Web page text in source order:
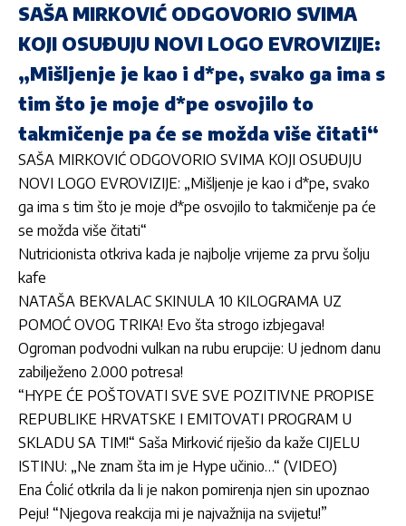
SAŠA MIRKOVIĆ ODGOVORIO SVIMA
KOJI OSUĐUJU NOVI LOGO EVROVIZIJE:
„Mišljenje je kao i d*pe, svako ga ima s
tim što je moje d*pe osvojilo to
takmičenje pa će se možda više čitati“
SAŠA MIRKOVIĆ ODGOVORIO SVIMA KOJI OSUĐUJU
NOVI LOGO EVROVIZIJE: „Mišljenje je kao i d*pe, svako
ga ima s tim što je moje d*pe osvojilo to takmičenje pa će
se možda više čitati“
Nutricionista otkriva kada je najbolje vrijeme za prvu šolju
kafe
NATAŠA BEKVALAC SKINULA 10 KILOGRAMA UZ
POMOĆ OVOG TRIKA! Evo šta strogo izbjegava!
Ogroman podvodni vulkan na rubu erupcije: U jednom danu
zabilježeno 2.000 potresa!
“HYPE ĆE POŠTOVATI SVE SVE POZITIVNE PROPISE
REPUBLIKE HRVATSKE I EMITOVATI PROGRAM U
SKLADU SA TIM!“ Saša Mirković riješio da kaže CIJELU
ISTINU: „Ne znam šta im je Hype učinio…“ (VIDEO)
Ena Ćolić otkrila da li je nakon pomirenja njen sin upoznao
Peju! “Njegova reakcija mi je najvažnija na svijetu!”